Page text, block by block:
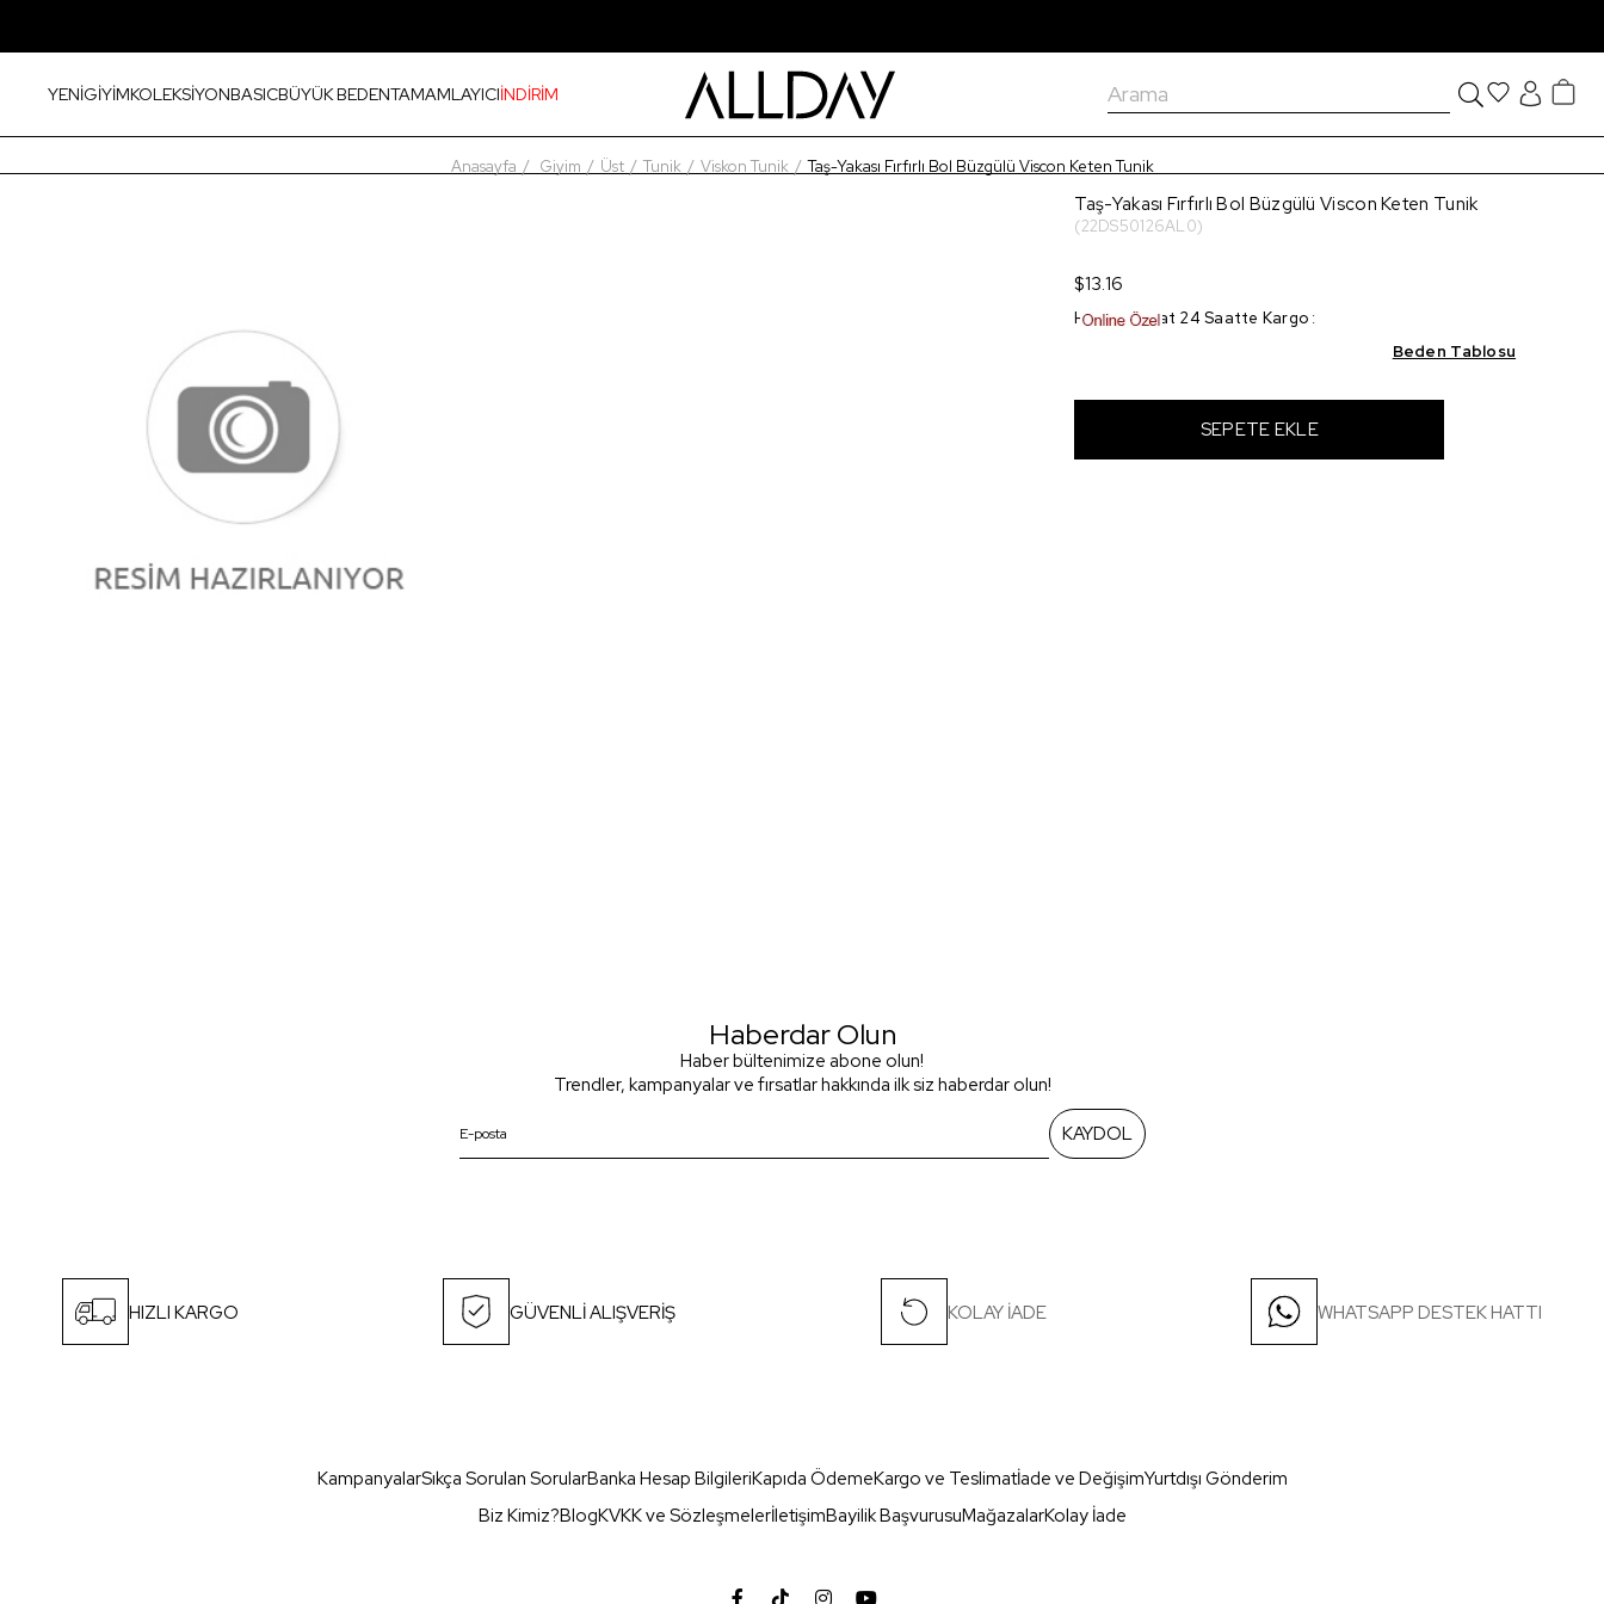
YENİGİYİMKOLEKSİYONBASICBÜYÜK BEDENTAMAMLAYICIİNDİRİM
Anasayfa Giyim Üst Tunik Viskon Tunik Taş-Yakası Fırfırlı Bol Büzgülü Viscon Keten Tunik
Taş-Yakası Fırfırlı Bol Büzgülü Viscon Keten Tunik
(22DS50126AL0)
$13.16
Hızlı Teslimat 24 Saatte Kargo :
Beden Tablosu
Haberdar Olun
Haber bültenimize abone olun!
Trendler, kampanyalar ve fırsatlar hakkında ilk siz haberdar olun!
KAYDOL
HIZLI KARGO GÜVENLİ ALIŞVERİŞ KOLAY İADE WHATSAPP DESTEK HATTI
KampanyalarSıkça Sorulan SorularBanka Hesap BilgileriKapıda ÖdemeKargo ve Teslimatİade ve DeğişimYurtdışı Gönderim
Biz Kimiz?BlogKVKK ve SözleşmelerİletişimBayilik BaşvurusuMağazalarKolay İade